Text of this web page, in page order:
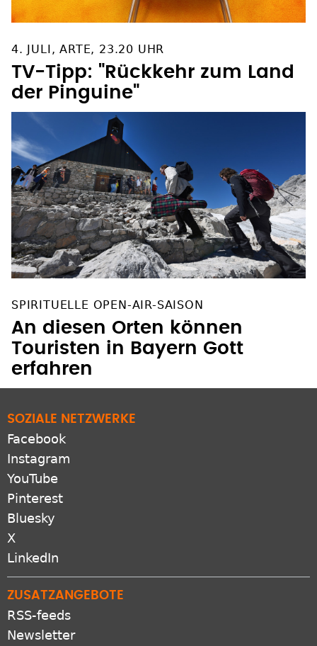
4. JULI, ARTE, 23.20 UHR
TV-Tipp: "Rückkehr zum Land
der Pinguine"
SPIRITUELLE OPEN-AIR-SAISON
An diesen Orten können
Touristen in Bayern Gott
erfahren
SOZIALE NETZWERKE
Facebook
Instagram
YouTube
Pinterest
Bluesky
X
LinkedIn
ZUSATZANGEBOTE
RSS-feeds
Newsletter